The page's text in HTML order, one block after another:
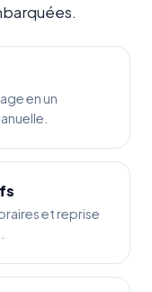
en un
et reprise